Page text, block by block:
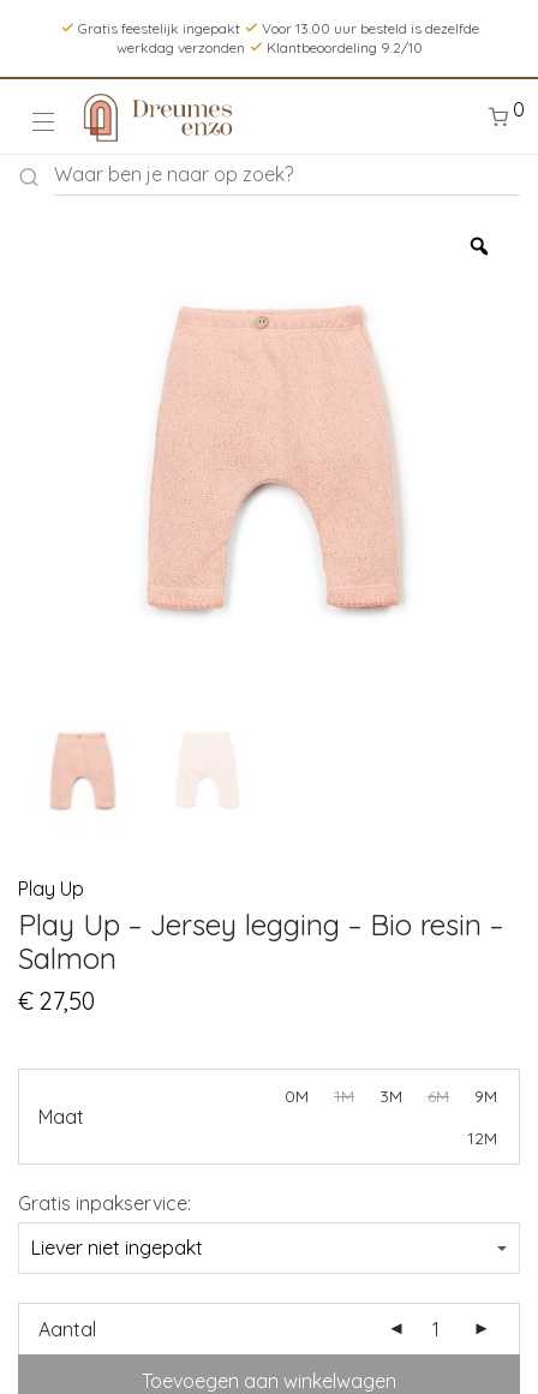
Gratis feestelijk ingepakt
Voor 13.00 uur besteld is dezelfde
werkdag verzonden
Klantbeoordeling 9.2/10
0
Play Up
Play Up – Jersey legging – Bio resin –
Salmon
€ 27,50
Maat
0M 1M 3M 6M
9M
12M
Gratis inpakservice:
Aantal
Toevoegen aan winkelwagen